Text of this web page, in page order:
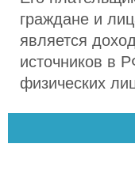
граждане и
является
источников в
физических